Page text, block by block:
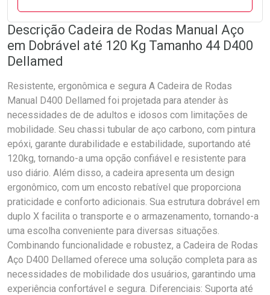
Descrição Cadeira de Rodas Manual Aço
em Dobrável até 120 Kg Tamanho 44 D400
Dellamed
Resistente, ergonômica e segura A Cadeira de Rodas
Manual D400 Dellamed foi projetada para atender às
necessidades de de adultos e idosos com limitações de
mobilidade. Seu chassi tubular de aço carbono, com pintura
epóxi, garante durabilidade e estabilidade, suportando até
120kg, tornando-a uma opção confiável e resistente para
uso diário. Além disso, a cadeira apresenta um design
ergonômico, com um encosto rebatível que proporciona
praticidade e conforto adicionais. Sua estrutura dobrável em
duplo X facilita o transporte e o armazenamento, tornando-a
uma escolha conveniente para diversas situações.
Combinando funcionalidade e robustez, a Cadeira de Rodas
Aço D400 Dellamed oferece uma solução completa para as
necessidades de mobilidade dos usuários, garantindo uma
experiência confortável e segura. Diferenciais: Suporta até